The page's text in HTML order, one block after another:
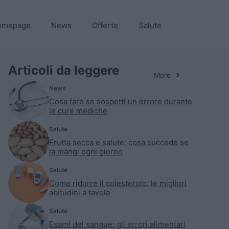
News Offerte Salute
Articoli da leggere More
News
Cosa fare se sospetti un errore durante
le cure mediche
Salute
Frutta secca e salute: cosa succede se
la mangi ogni giorno
Salute
Come ridurre il colesterolo: le migliori
abitudini a tavola
Salute
Esami del sangue: gli errori alimentari